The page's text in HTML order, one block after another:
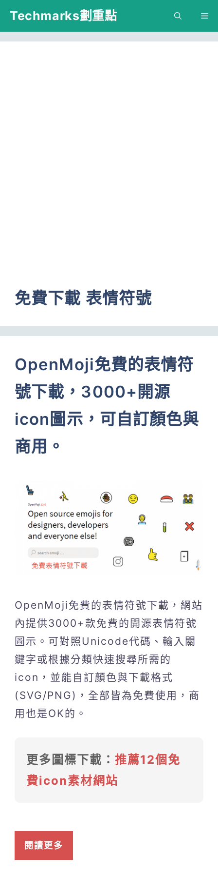
跳
主
Techmarks劃重點
免費下載 表情符號
OpenMoji免費的表情符
號下載，3000+開源
icon圖示，可自訂顏色與
商用。
OpenMoji免費的表情符號下載，網站
內提供3000+款免費的開源表情符號
圖示。可對照Unicode代碼、輸入關
鍵字或根據分類快速搜尋所需的
icon，並能自訂顏色與下載格式
(SVG/PNG)，全部皆為免費使用，商
用也是OK的。
更多圖標下載： 推薦12個免
費icon素材網站
閱讀更多